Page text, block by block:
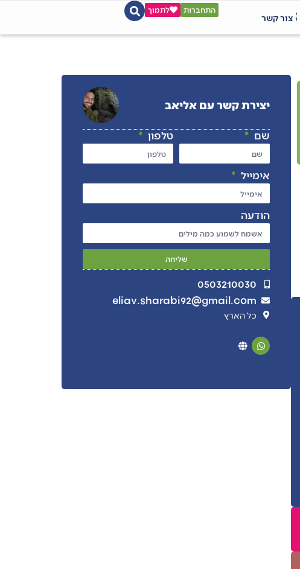
צור קשר
התחברות לתמוך
יצירת קשר עם אליאב
שם טלפון
אימייל
הודעה
שליחה
0503210030
eliav.sharabi92@gmail.com
כל הארץ